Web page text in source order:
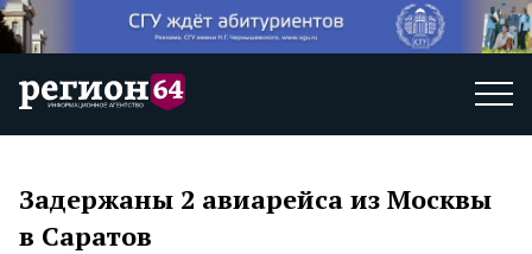
Задержаны 2 авиарейса из Москвы
в Саратов